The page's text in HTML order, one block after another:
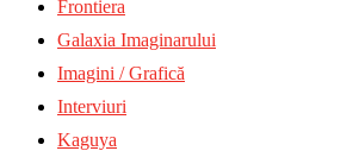
Frontiera
Galaxia Imaginarului
Imagini / Grafică
Interviuri
Kaguya